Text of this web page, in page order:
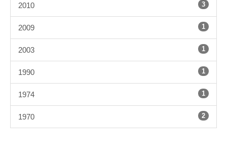
2010 3
2009 1
2003 1
1990 1
1974 1
1970 2